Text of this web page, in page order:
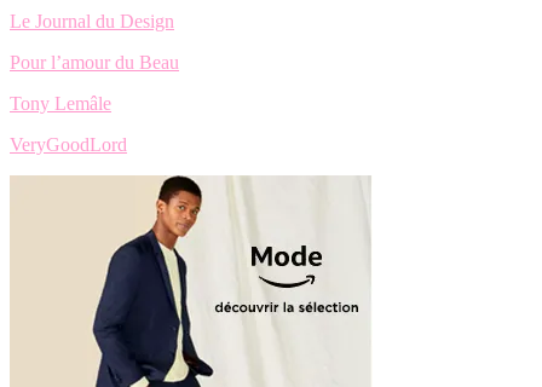
Le Journal du Design
Pour l’amour du Beau
Tony Lemâle
VeryGoodLord